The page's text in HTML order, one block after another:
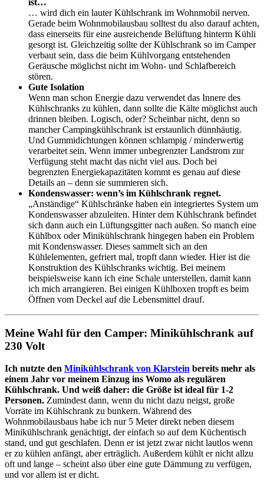
… wird dich ein lauter Kühlschrank im Wohnmobil nerven.
Gerade beim Wohnmobilausbau solltest du also darauf achten,
dass einerseits für eine ausreichende Belüftung hinterm Kühli
gesorgt ist. Gleichzeitig sollte der Kühlschrank so im Camper
verbaut sein, dass die beim Kühlvorgang entstehenden
Geräusche möglichst nicht im Wohn- und Schlafbereich
stören.
Gute Isolation
Wenn man schon Energie dazu verwendet das Innere des
Kühlschranks zu kühlen, dann sollte die Kälte möglichst auch
drinnen bleiben. Logisch, oder? Scheinbar nicht, denn so
mancher Campingkühlschrank ist erstaunlich dünnhäutig.
Und Gummidichtungen können schlampig / minderwertig
verarbeitet sein. Wenn immer unbegrenzter Landstrom zur
Verfügung steht macht das nicht viel aus. Doch bei
begrenzten Energiekapazitäten kommt es genau auf diese
Details an – denn sie summieren sich.
Kondenswasser: wenn’s im Kühlschrank regnet.
„Anständige“ Kühlschränke haben ein integriertes System um
Kondenswasser abzuleiten. Hinter dem Kühlschrank befindet
sich dann auch ein Lüftungsgitter nach außen. So manch eine
Kühlbox oder Minikühlschrank hingegen haben ein Problem
mit Kondenswasser. Dieses sammelt sich an den
Kühlelementen, gefriert mal, tropft dann wieder. Hier ist die
Konstruktion des Kühlschranks wichtig. Bei meinem
beispielsweise kann ich eine Schale unterstellen, damit kann
ich mich arrangieren. Bei einigen Kühlboxen tropft es beim
Öffnen vom Deckel auf die Lebensmittel drauf.
Meine Wahl für den Camper: Minikühlschrank auf
230 Volt
Ich nutzte den Minikühlschrank von Klarstein bereits mehr als
einem Jahr vor meinem Einzug ins Womo als regulären
Kühlschrank. Und weiß daher: die Größe ist ideal für 1-2
Personen. Zumindest dann, wenn du nicht dazu neigst, große
Vorräte im Kühlschrank zu bunkern. Während des
Wohnmobilausbaus habe ich nur 5 Meter direkt neben diesem
Minikühlschrank genächtigt, der einfach so auf dem Küchentisch
stand, und gut geschlafen. Denn er ist jetzt zwar nicht lautlos wenn
er zu kühlen anfängt, aber erträglich. Außerdem kühlt er nicht allzu
oft und lange – scheint also über eine gute Dämmung zu verfügen,
und vor allem ist er dicht.